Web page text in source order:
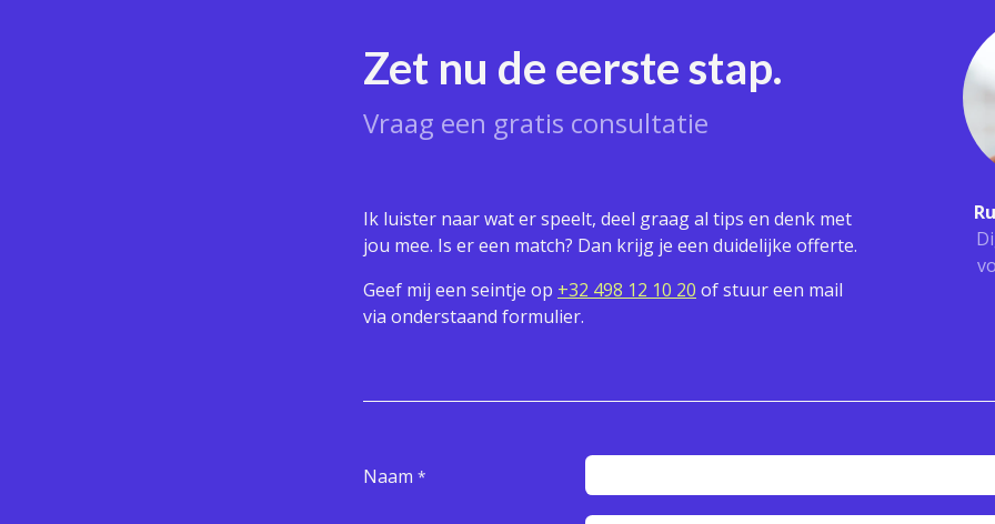
Zet nu de eerste stap.
Vraag een gratis consultatie
Ik luister naar wat er speelt, deel graag al tips en denk met
jou mee. Is er een match? Dan krijg je een duidelijke offerte.
Geef mij een seintje op +32 498 12 10 20 of stuur een mail
via onderstaand formulier.
Naam *